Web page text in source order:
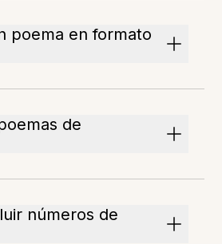
poema en formato
de
números de